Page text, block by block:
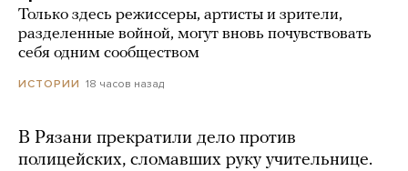
Только здесь режиссеры, артисты и зрители,
разделенные войной, могут вновь почувствовать
себя одним сообществом
ИСТОРИИ 18 часов назад
В Рязани прекратили дело против
полицейских, сломавших руку учительнице.